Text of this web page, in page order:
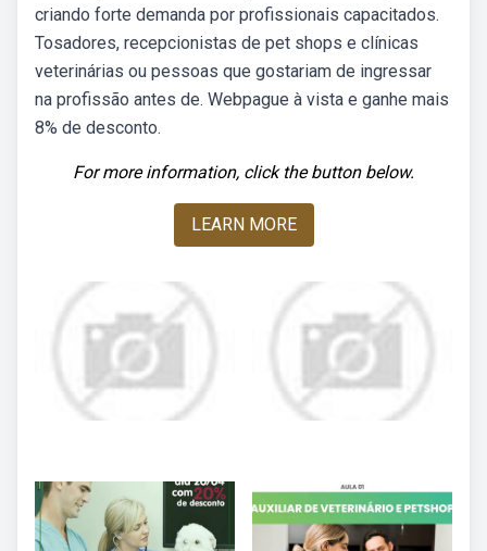
criando forte demanda por profissionais capacitados.
Tosadores, recepcionistas de pet shops e clínicas
veterinárias ou pessoas que gostariam de ingressar
na profissão antes de. Webpague à vista e ganhe mais
8% de desconto.
For more information, click the button below.
LEARN MORE